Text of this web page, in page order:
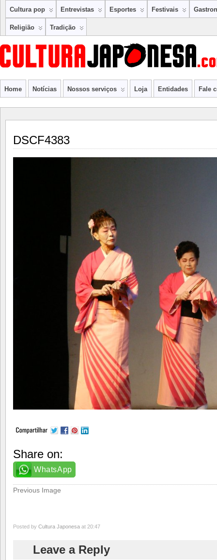
Cultura pop Entrevistas Esportes Festivais
Religião Tradição
Home Notícias Nossos serviços Loja Entidades Fale
DSCF4383
Share on:
WhatsApp
Previous Image
Posted by Cultura Japonesa at 20:47
Leave a Reply